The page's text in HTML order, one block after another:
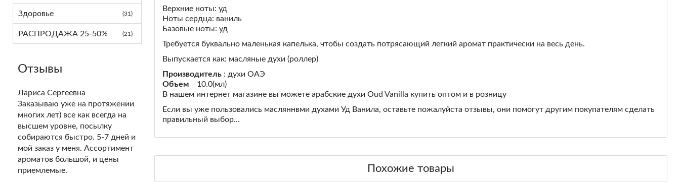
Здоровье (31)
РАСПРОДАЖА 25-50% (21)
Отзывы
Лариса Сергеевна
Заказываю уже на протяжении
многих лет) все как всегда на
высшем уровне, посылку
собираются быстро. 5-7 дней и
мой заказ у меня. Ассортимент
ароматов большой, и цены
приемлемые.
Верхние ноты: уд
Ноты сердца: ваниль
Базовые ноты: уд
Требуется буквально маленькая капелька, чтобы создать потрясающий легкий аромат практически на весь день.
Выпускается как: масляные духи (роллер)
Производитель : духи ОАЭ
Объем 10.0(мл)
В нашем интернет магазине вы можете арабские духи Oud Vanilla купить оптом и в розницу
Если вы уже пользовались масляннвми духами Уд Ванила, оставьте пожалуйста отзывы, они помогут другим покупателям сделать
правильный выбор...
Похожие товары